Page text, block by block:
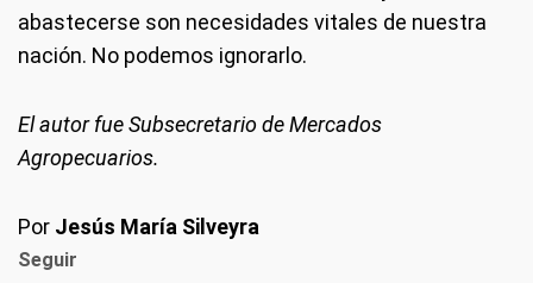
abastecerse son necesidades vitales de nuestra
nación. No podemos ignorarlo.
El autor fue Subsecretario de Mercados
Agropecuarios.
Por Jesús María Silveyra
Seguir